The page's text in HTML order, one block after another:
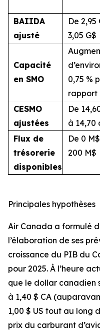
BAIIDA
ajusté
De 2,95
3,05 G$
Capacité
en SMO
0,75 %
rapport
CESMO
ajustées
De
à 14,70
Flux de
trésorerie
disponibles
De 0
200 M$
Principales hypothèses
Air Canada a formulé
l’élaboration de ses
croissance du PIB du
pour 2025. À l’heure
que le dollar canadien
à 1,40 $ CA
1,00 $ US tout au long
prix du carburant